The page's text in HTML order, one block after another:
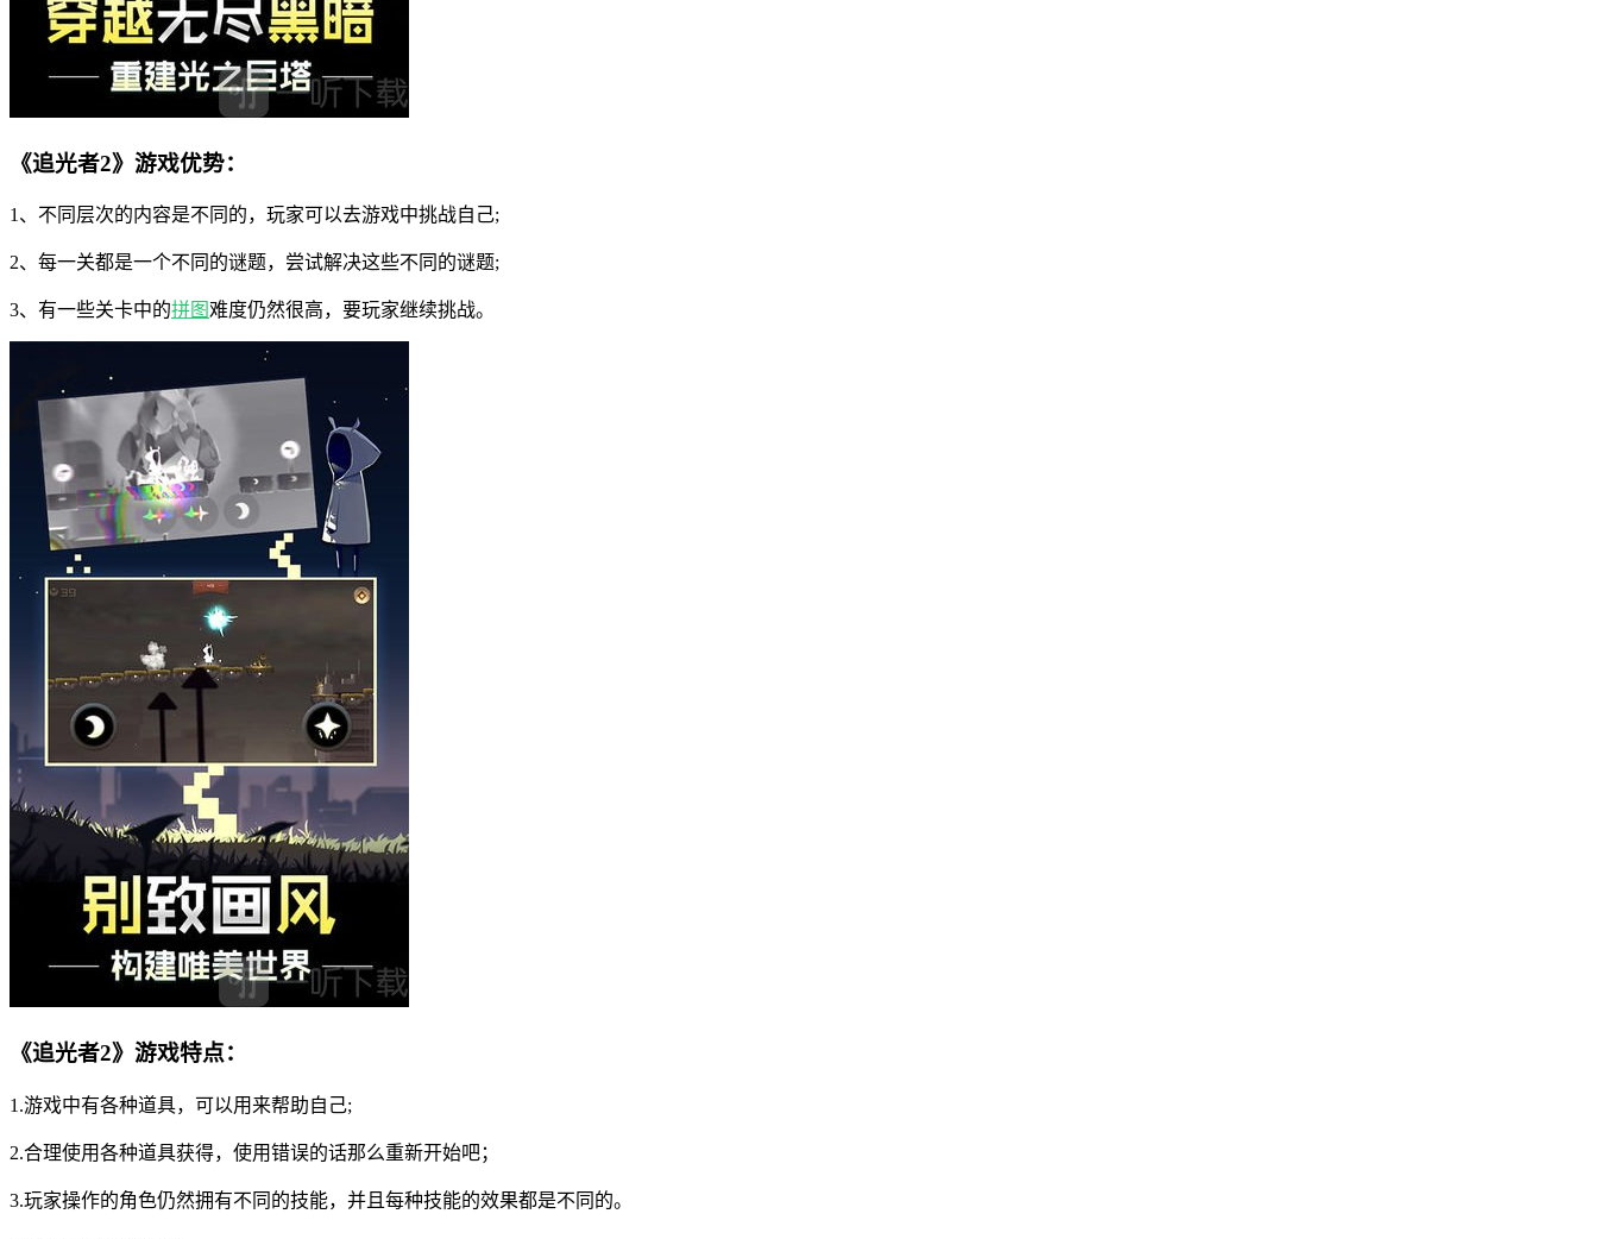
《追光者2》游戏优势：
1、不同层次的内容是不同的，玩家可以去游戏中挑战自己;
2、每一关都是一个不同的谜题，尝试解决这些不同的谜题;
3、有一些关卡中的拼图 难度仍然很高，要玩家继续挑战。
《追光者2》游戏特点：
1.游戏中有各种道具，可以用来帮助自己;
2.合理使用各种道具获得，使用错误的话那么重新开始吧；
3.玩家操作的角色仍然拥有不同的技能，并且每种技能的效果都是不同的。